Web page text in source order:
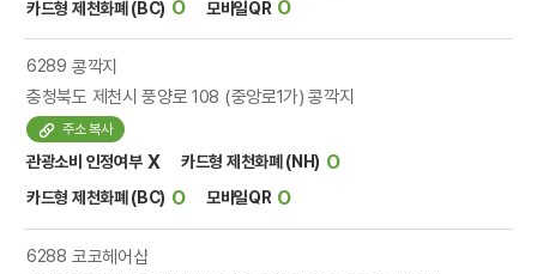
카드형 제천화폐 (BC) O 모바일QR O
6289 콩깍지
충청북도 제천시 풍양로 108 (중앙로1가) 콩깍지
주소 복사
관광소비 인정여부 X 카드형 제천화폐 (NH) O
카드형 제천화폐 (BC) O 모바일QR O
6288 코코헤어샵